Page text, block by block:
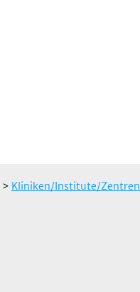
> Kliniken/Institute/Zentren